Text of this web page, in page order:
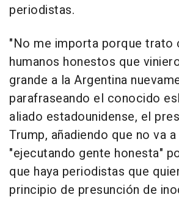
periodistas.
"No me importa porque trato
humanos honestos que
grande a la Argentina
parafraseando el conocido
aliado estadounidense, el
Trump, añadiendo que no va
"ejecutando gente honesta"
que haya periodistas que
principio de presunción de